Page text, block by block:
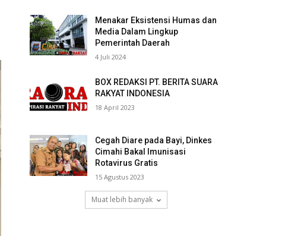
Menakar Eksistensi Humas dan
Media Dalam Lingkup
Pemerintah Daerah
4 Juli 2024
BOX REDAKSI PT. BERITA SUARA
RAKYAT INDONESIA
18 April 2023
Cegah Diare pada Bayi, Dinkes
Cimahi Bakal Imunisasi
Rotavirus Gratis
15 Agustus 2023
Muat lebih banyak